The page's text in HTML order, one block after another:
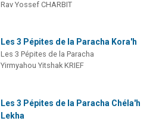
Rav Yossef CHARBIT
Les 3 Pépites de la Paracha Kora'h
Les 3 Pépites de la Paracha
Yirmyahou Yitshak KRIEF
Les 3 Pépites de la Paracha Chéla'h
Lekha